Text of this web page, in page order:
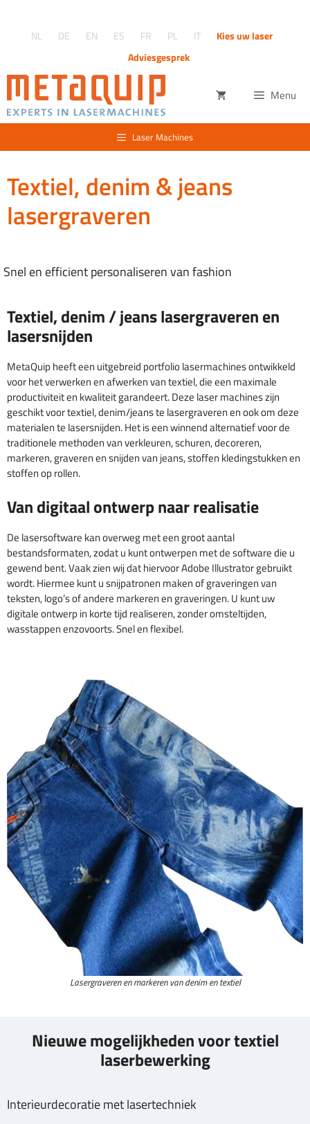
NL DE EN ES FR PL IT
Kies uw laser
Adviesgesprek
Menu
Laser Machines
Textiel, denim & jeans
lasergraveren
Snel en efficient personaliseren van fashion
Textiel, denim / jeans lasergraveren en
lasersnijden
MetaQuip heeft een uitgebreid portfolio lasermachines ontwikkeld
voor het verwerken en afwerken van textiel, die een maximale
productiviteit en kwaliteit garandeert. Deze laser machines zijn
geschikt voor textiel, denim/jeans te lasergraveren en ook om deze
materialen te lasersnijden. Het is een winnend alternatief voor de
traditionele methoden van verkleuren, schuren, decoreren,
markeren, graveren en snijden van jeans, stoffen kledingstukken en
stoffen op rollen.
Van digitaal ontwerp naar realisatie
De lasersoftware kan overweg met een groot aantal
bestandsformaten, zodat u kunt ontwerpen met de software die u
gewend bent. Vaak zien wij dat hiervoor Adobe Illustrator gebruikt
wordt. Hiermee kunt u snijpatronen maken of graveringen van
teksten, logo’s of andere markeren en graveringen. U kunt uw
digitale ontwerp in korte tijd realiseren, zonder omsteltijden,
wasstappen enzovoorts. Snel en flexibel.
Lasergraveren en markeren van denim en textiel
Nieuwe mogelijkheden voor textiel
laserbewerking
Interieurdecoratie met lasertechniek